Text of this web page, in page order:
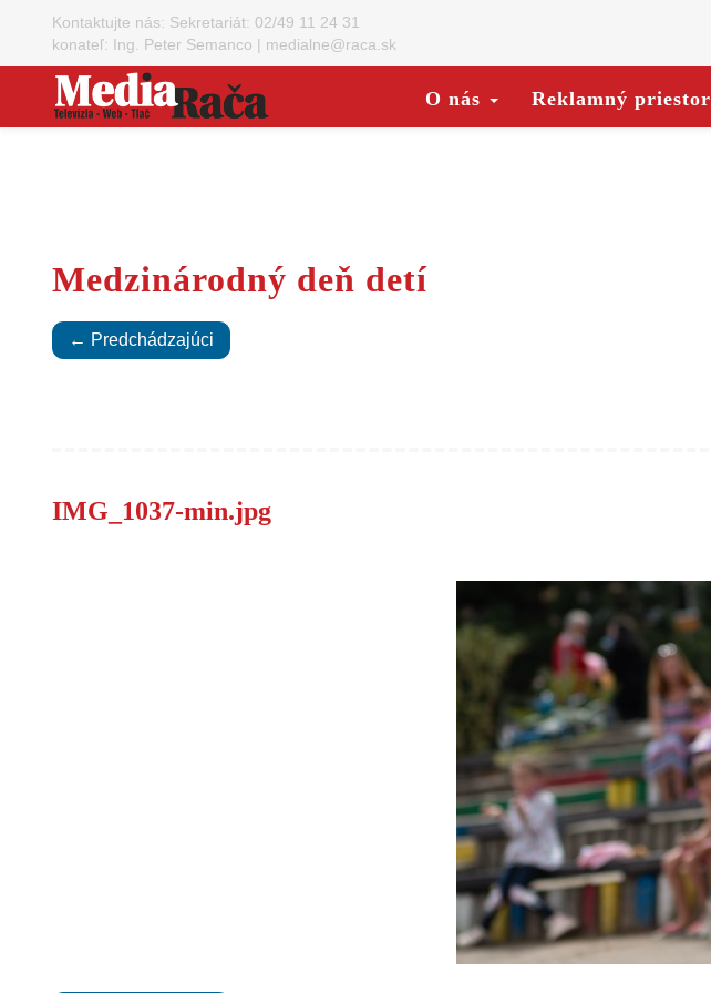
Kontaktujte nás: Sekretariát: 02/49 11 24 31
konateľ: Ing. Peter Semanco | medialne@raca.sk
O nás Reklamný priestor
Medzinárodný deň detí
← Predchádzajúci
IMG_1037-min.jpg